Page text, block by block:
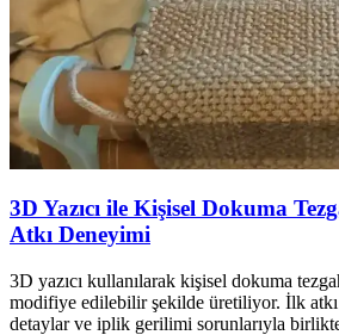
3D Yazıcı ile Kişisel Dokuma
Atkı Deneyimi
3D yazıcı kullanılarak kişisel dokuma
modifiye edilebilir şekilde üretiliyor. İlk
detaylar ve iplik gerilimi sorunlarıyla birlikte